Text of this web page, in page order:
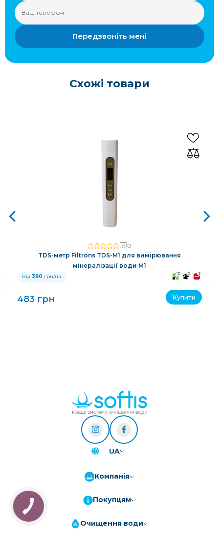
Передзвоніть мені
Схожі товари
0
TDS-метр Filtrons TDS-M1 для вимірювання
мінералізації води M1
Від 390 грн/пл. 10 3 3
483 грн Купити
UA
Компанія
Покупцям
Очищення води